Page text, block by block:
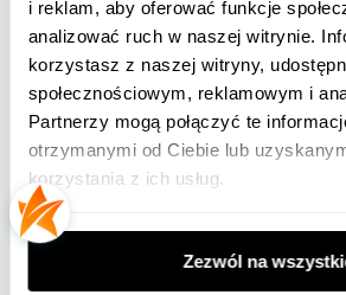
i reklam, aby oferować funkcje
analizować ruch w naszej witrynie.
korzystasz z naszej witryny,
społecznościowym, reklamowym i
Partnerzy mogą połączyć te
otrzymanymi od Ciebie lub
korzystania z ich usług.
Zezwól na
oświetlenia elewacji
centrów handlowych,
czy krzewów, tworząc przy
iluminację świąteczną.
Kabel zasilający należy
kod produktu:POL-
Barwa światła:
96 diod w tym